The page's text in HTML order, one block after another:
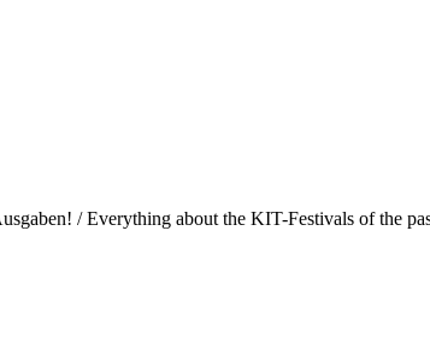
/ Everything about the KIT-Festivals of the